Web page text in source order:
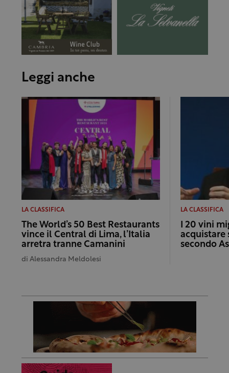
Leggi anche
LA CLASSIFICA
The World’s 50 Best Restaurants
vince il Central di Lima, l’Italia
arretra tranne Camanini
di Alessandra Meldolesi
LA CLASSIFICA
I 20 vini
acquistare
secondo